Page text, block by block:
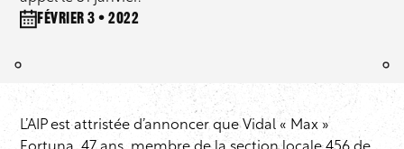
février 3 • 2022
L’AIP est attristée d’annoncer que Vidal « Max »